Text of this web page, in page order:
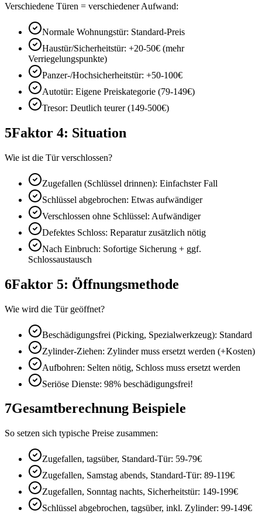
Verschiedene Türen = verschiedener Aufwand:
Normale Wohnungstür: Standard-Preis
Haustür/Sicherheitstür: +20-50€ (mehr
Verriegelungspunkte)
Panzer-/Hochsicherheitstür: +50-100€
Autotür: Eigene Preiskategorie (79-149€)
Tresor: Deutlich teurer (149-500€)
5Faktor 4: Situation
Wie ist die Tür verschlossen?
Zugefallen (Schlüssel drinnen): Einfachster Fall
Schlüssel abgebrochen: Etwas aufwändiger
Verschlossen ohne Schlüssel: Aufwändiger
Defektes Schloss: Reparatur zusätzlich nötig
Nach Einbruch: Sofortige Sicherung + ggf.
Schlossaustausch
6Faktor 5: Öffnungsmethode
Wie wird die Tür geöffnet?
Beschädigungsfrei (Picking, Spezialwerkzeug): Standard
Zylinder-Ziehen: Zylinder muss ersetzt werden (+Kosten)
Aufbohren: Selten nötig, Schloss muss ersetzt werden
Seriöse Dienste: 98% beschädigungsfrei!
7Gesamtberechnung Beispiele
So setzen sich typische Preise zusammen:
Zugefallen, tagsüber, Standard-Tür: 59-79€
Zugefallen, Samstag abends, Standard-Tür: 89-119€
Zugefallen, Sonntag nachts, Sicherheitstür: 149-199€
Schlüssel abgebrochen, tagsüber, inkl. Zylinder: 99-149€